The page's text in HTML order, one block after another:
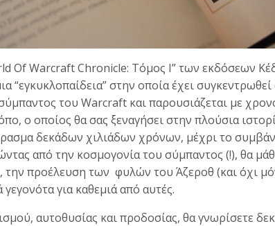
Of Warcraft Chronicle: Τόμος I” των εκδόσεων
“εγκυκλοπαίδεια” στην οποία έχει
του Warcraft και παρουσιάζεται με
ο οποίος θα σας ξεναγήσει στην πλούσια
δεκάδων χιλιάδων χρόνων, μέχρι το
από την κοσμογονία του σύμπαντος (!), θα
την προέλευση των φυλών του Άζεροθ (και όχι
για καθεμιά από αυτές.
αυτοθυσίας και προδοσίας, θα γνωρίσετε